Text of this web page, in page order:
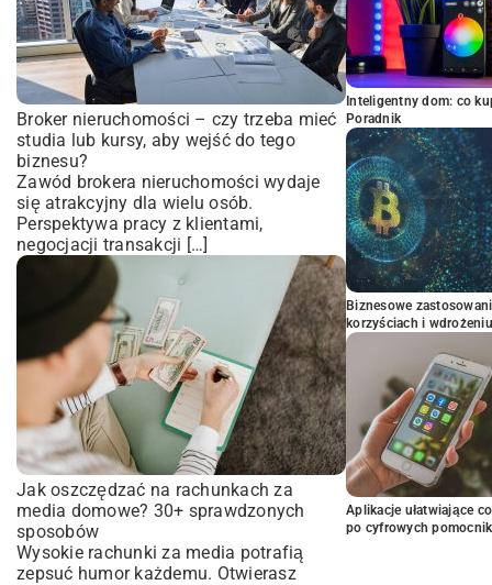
Broker nieruchomości – czy trzeba mieć
studia lub kursy, aby wejść do tego
biznesu?
Zawód brokera nieruchomości wydaje
się atrakcyjny dla wielu osób.
Perspektywa pracy z klientami,
negocjacji transakcji […]
Jak oszczędzać na rachunkach za
media domowe? 30+ sprawdzonych
sposobów
Wysokie rachunki za media potrafią
zepsuć humor każdemu. Otwierasz
Inteligentny dom: co
Poradnik
Biznesowe
korzyściach i wdrożeniu
Aplikacje ułatwiające
po cyfrowych